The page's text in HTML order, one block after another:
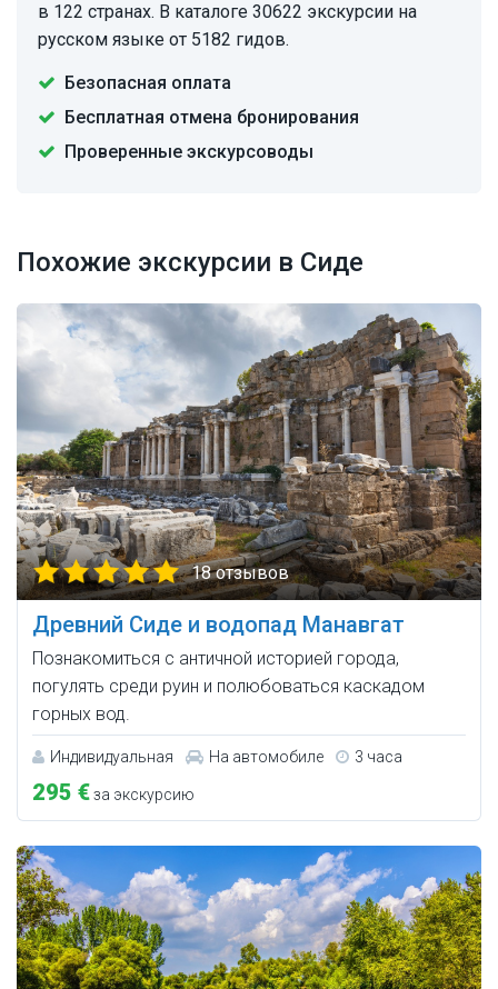
в 122 странах. В каталоге 30622 экскурсии на
русском языке от 5182 гидов.
Безопасная оплата
Бесплатная отмена бронирования
Проверенные экскурсоводы
Похожие экскурсии в Сиде
18 отзывов
Древний Сиде и водопад Манавгат
Познакомиться с античной историей города,
погулять среди руин и полюбоваться каскадом
горных вод.
Индивидуальная На автомобиле 3 часа
295 €за экскурсию